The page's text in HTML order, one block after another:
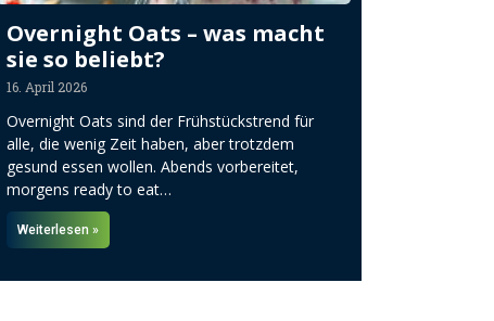
Overnight Oats – was macht
sie so beliebt?
16. April 2026
Overnight Oats sind der Frühstückstrend für
alle, die wenig Zeit haben, aber trotzdem
gesund essen wollen. Abends vorbereitet,
morgens ready to eat…
Weiterlesen »